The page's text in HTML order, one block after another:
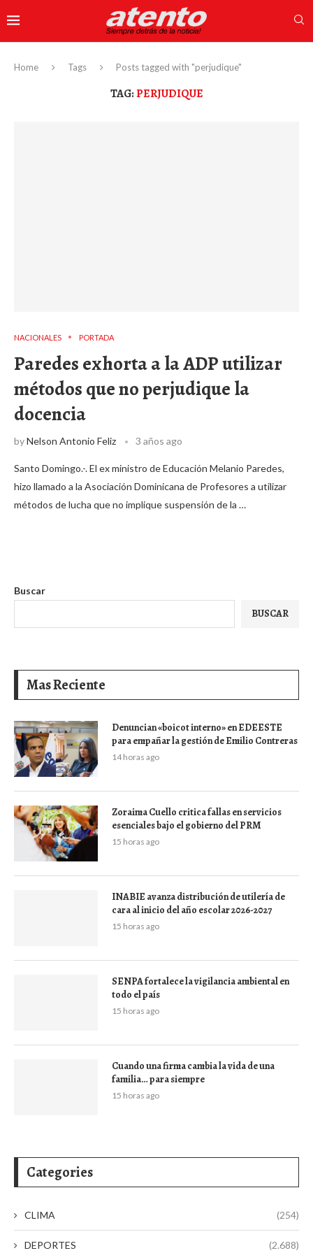
Home Tags Posts tagged with "perjudique"
TAG:PERJUDIQUE
NACIONALES PORTADA
Paredes exhorta a la ADP utilizar
métodos que no perjudique la
docencia
byNelson Antonio Feliz 3 años ago
Santo Domingo.-. El ex ministro de Educación Melanio Paredes,
hizo llamado a la Asociación Dominicana de Profesores a utilizar
métodos de lucha que no implique suspensión de la …
Buscar
BUSCAR
Mas Reciente
Denuncian «boicot interno» en EDEESTE
para empañar la gestión de Emilio Contreras
14 horas ago
Zoraima Cuello critica fallas en servicios
esenciales bajo el gobierno del PRM
15 horas ago
INABIE avanza distribución de utilería de
cara al inicio del año escolar 2026-2027
15 horas ago
SENPA fortalece la vigilancia ambiental en
todo el país
15 horas ago
Cuando una firma cambia la vida de una
familia… para siempre
15 horas ago
Categories
CLIMA (254)
DEPORTES (2.688)